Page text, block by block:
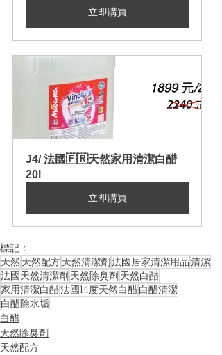
立即購買
J4/ 法國🇫🇷天然家用清潔白醋
20l
立即購買
標記：
天然 天然配方天然清潔劑法國居家清潔用品清潔
法國天然清潔劑天然除臭劑天然白醋
家用清潔白醋法國14度天然白醋白醋清潔
白醋除水垢
白醋
天然除臭劑
天然配方